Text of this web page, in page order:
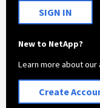
SIGN IN
New to NetApp?
Learn more about
Create